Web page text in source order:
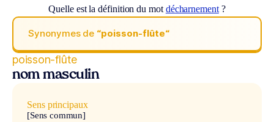
Quelle est la définition du mot décharnement?
Synonymes de “poisson-flûte“
poisson-flûte
nom masculin
Sens principaux
[Sens commun]